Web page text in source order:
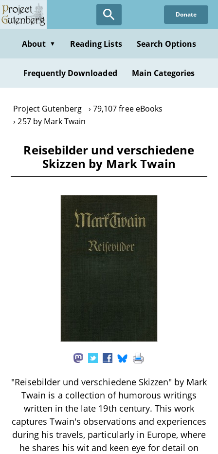
Skip
to
content
Donate
About ▼ Reading Lists Search Options
Frequently Downloaded Main Categories
Project Gutenberg
79,107 free eBooks
257 by Mark Twain
Reisebilder und verschiedene
Skizzen by Mark Twain
"Reisebilder und verschiedene Skizzen" by Mark
Twain is a collection of humorous writings
written in the late 19th century. This work
captures Twain's observations and experiences
during his travels, particularly in Europe, where
he shares his wit and keen eye for detail on